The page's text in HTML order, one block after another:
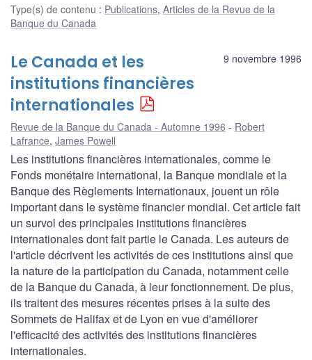
Type(s) de contenu : Publications, Articles de la Revue de la
Banque du Canada
9 novembre 1996
Le Canada et les
institutions financières
internationales
Revue de la Banque du Canada - Automne 1996
Robert
Lafrance, James Powell
Les institutions financières internationales, comme le
Fonds monétaire international, la Banque mondiale et la
Banque des Règlements Internationaux, jouent un rôle
important dans le système financier mondial. Cet article fait
un survol des principales institutions financières
internationales dont fait partie le Canada. Les auteurs de
l'article décrivent les activités de ces institutions ainsi que
la nature de la participation du Canada, notamment celle
de la Banque du Canada, à leur fonctionnement. De plus,
ils traitent des mesures récentes prises à la suite des
Sommets de Halifax et de Lyon en vue d'améliorer
l'efficacité des activités des institutions financières
internationales.